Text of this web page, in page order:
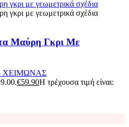
Μαύρη Γκρι Με
ΧΕΙΜΩΝΑΣ
€59.90Η τρέχουσα τιμή είναι: